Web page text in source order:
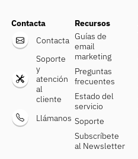
Contacta
Contacta
Soporte
y
atención
al
cliente
Llámanos
Recursos
Guías de
email
marketing
Preguntas
frecuentes
Estado del
servicio
Soporte
Subscríbete
al Newsletter